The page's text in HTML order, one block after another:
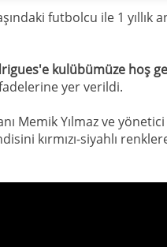
futbolcu ile 1 yıllık
kulübümüze hoş
yer verildi.
Memik Yılmaz ve yönetici
kırmızı-siyahlı